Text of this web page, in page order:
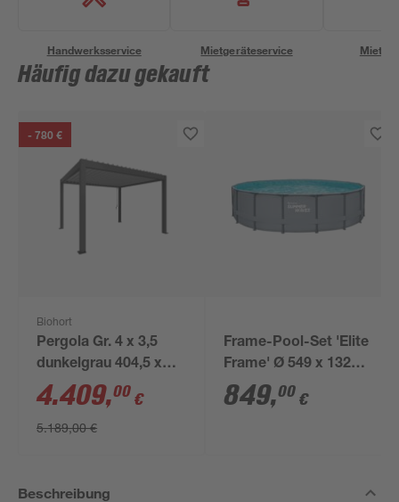
Handwerksservice Mietgeräteservice
Häufig dazu gekauft
- 780 €
Biohort
Pergola Gr. 4 x 3,5
dunkelgrau 404,5 x
367,5 cm
4.409,00 €
5.189,00 €
Frame-Pool-Set 'Elite
Frame' Ø 549 x 132
cm mit Filterpumpe
und Sicherheitsleiter
849,00 €
Beschreibung